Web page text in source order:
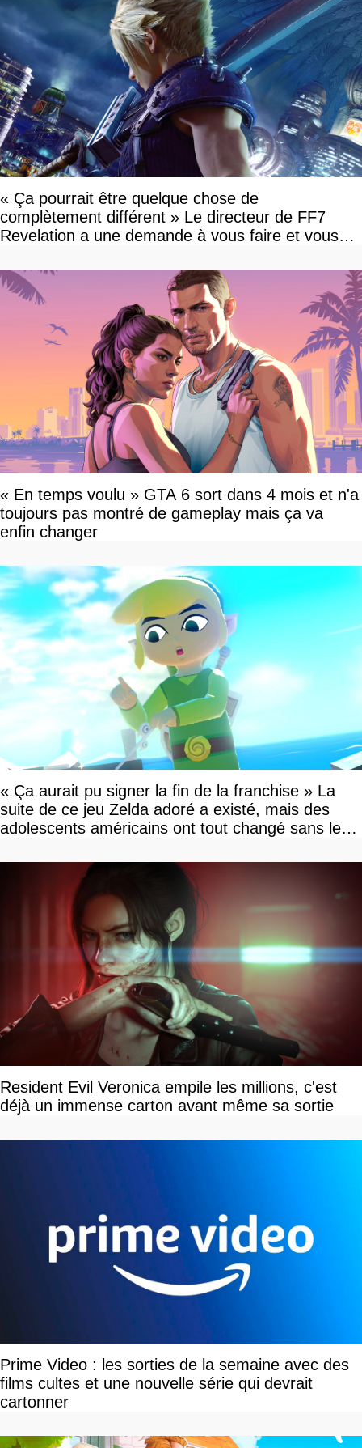
« Ça pourrait être quelque chose de
complètement différent » Le directeur de FF7
Revelation a une demande à vous faire et vous
« En temps voulu » GTA 6 sort dans 4 mois et n'a
toujours pas montré de gameplay mais ça va
enfin changer
« Ça aurait pu signer la fin de la franchise » La
suite de ce jeu Zelda adoré a existé, mais des
adolescents américains ont tout changé sans le
Resident Evil Veronica empile les millions, c'est
déjà un immense carton avant même sa sortie
Prime Video : les sorties de la semaine avec des
films cultes et une nouvelle série qui devrait
cartonner